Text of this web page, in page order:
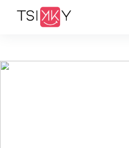
Région :Noisy-le-Sec